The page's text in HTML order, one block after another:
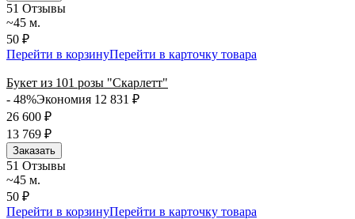
51 Отзывы
~45 м.
50 ₽
Перейти в корзинуПерейти в карточку товара
Букет из 101 розы "Скарлетт"
- 48%Экономия 12 831 ₽
26 600 ₽
13 769 ₽
Заказать
51 Отзывы
~45 м.
50 ₽
Перейти в корзинуПерейти в карточку товара